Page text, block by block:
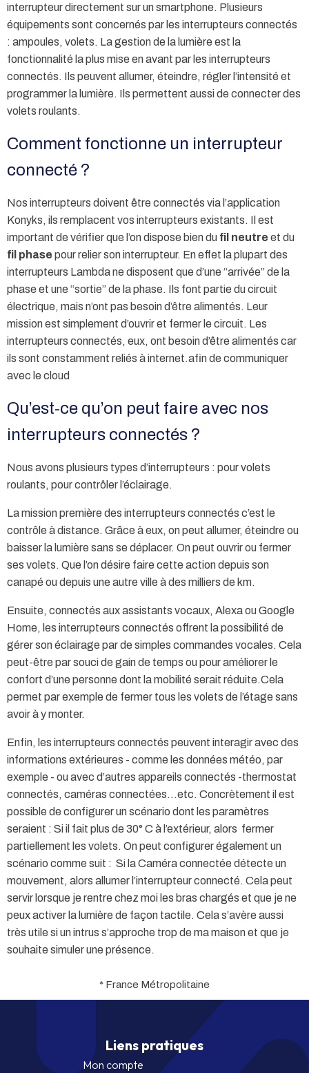
interrupteur directement sur un smartphone. Plusieurs
équipements sont concernés par les interrupteurs connectés
: ampoules, volets. La gestion de la lumière est la
fonctionnalité la plus mise en avant par les interrupteurs
connectés. Ils peuvent allumer, éteindre, régler l’intensité et
programmer la lumière. Ils permettent aussi de connecter des
volets roulants.
Comment fonctionne un interrupteur
connecté ?
Nos interrupteurs doivent être connectés via l’application
Konyks, ils remplacent vos interrupteurs existants. Il est
important de vérifier que l’on dispose bien du fil neutre et du
fil phase pour relier son interrupteur. En effet la plupart des
interrupteurs Lambda ne disposent que d’une “arrivée” de la
phase et une “sortie” de la phase. Ils font partie du circuit
électrique, mais n’ont pas besoin d’être alimentés. Leur
mission est simplement d’ouvrir et fermer le circuit. Les
interrupteurs connectés, eux, ont besoin d’être alimentés car
ils sont constamment reliés à internet.afin de communiquer
avec le cloud
Qu’est-ce qu’on peut faire avec nos
interrupteurs connectés ?
Nous avons plusieurs types d’interrupteurs : pour volets
roulants, pour contrôler l’éclairage.
La mission première des interrupteurs connectés c’est le
contrôle à distance. Grâce à eux, on peut allumer, éteindre ou
baisser la lumière sans se déplacer. On peut ouvrir ou fermer
ses volets. Que l’on désire faire cette action depuis son
canapé ou depuis une autre ville à des milliers de km.
Ensuite, connectés aux assistants vocaux, Alexa ou Google
Home, les interrupteurs connectés offrent la possibilité de
gérer son éclairage par de simples commandes vocales. Cela
peut-être par souci de gain de temps ou pour améliorer le
confort d’une personne dont la mobilité serait réduite.Cela
permet par exemple de fermer tous les volets de l’étage sans
avoir à y monter.
Enfin, les interrupteurs connectés peuvent interagir avec des
informations extérieures - comme les données météo, par
exemple - ou avec d’autres appareils connectés -thermostat
connectés, caméras connectées...etc. Concrètement il est
possible de configurer un scénario dont les paramètres
seraient : Si il fait plus de 30° C à l’extérieur, alors fermer
partiellement les volets. On peut configurer également un
scénario comme suit : Si la Caméra connectée détecte un
mouvement, alors allumer l’interrupteur connecté. Cela peut
servir lorsque je rentre chez moi les bras chargés et que je ne
peux activer la lumière de façon tactile. Cela s’avère aussi
très utile si un intrus s’approche trop de ma maison et que je
souhaite simuler une présence.
* France Métropolitaine
Liens pratiques
Mon compte